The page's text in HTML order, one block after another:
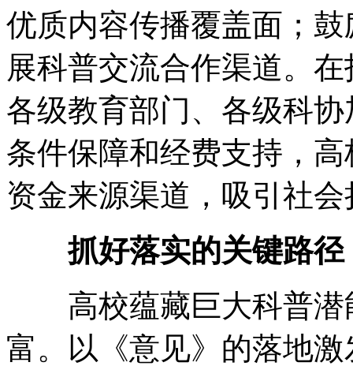
优质内容传播覆盖面；
展科普交流合作渠道。
各级教育部门、各级科
条件保障和经费支持，
资金来源渠道，吸引社
抓好落实的关键路径
高校蕴藏巨大科普潜
富。以《意见》的落地